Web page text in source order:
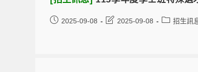
2025-09-08 2025-09-08 招生訊